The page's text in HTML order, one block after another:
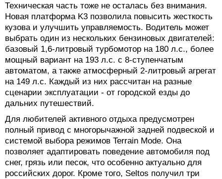
Техническая часть тоже не осталась без внимания.
Новая платформа K3 позволила повысить жесткость
кузова и улучшить управляемость. Водитель может
выбрать один из нескольких бензиновых двигателей:
базовый 1,6-литровый турбомотор на 180 л.с., более
мощный вариант на 193 л.с. с 8-ступенчатым
автоматом, а также атмосферный 2-литровый агрегат
на 149 л.с. Каждый из них рассчитан на разные
сценарии эксплуатации - от городской езды до
дальних путешествий.
Для любителей активного отдыха предусмотрен
полный привод с многорычажной задней подвеской и
системой выбора режимов Terrain Mode. Она
позволяет адаптировать поведение автомобиля под
снег, грязь или песок, что особенно актуально для
российских дорог. Кроме того, Seltos получил три